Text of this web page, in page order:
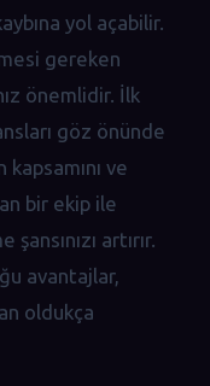
yol açabilir.
gereken
önemlidir. İlk
göz önünde
kapsamını ve
bir ekip ile
artırır.
avantajlar,
oldukça